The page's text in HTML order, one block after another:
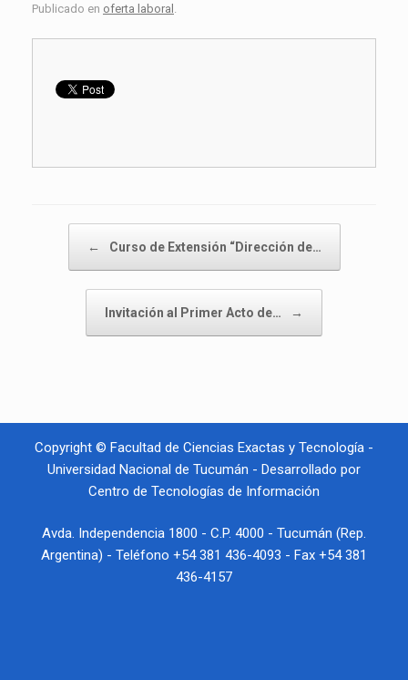
Publicado en oferta laboral
← Curso de Extensión “Dirección de…
Invitación al Primer Acto de… →
Copyright © Facultad de Ciencias Exactas y Tecnología -
Universidad Nacional de Tucumán - Desarrollado por
Centro de Tecnologías de Información
Avda. Independencia 1800 - C.P. 4000 - Tucumán (Rep.
Argentina) - Teléfono +54 381 436-4093 - Fax +54 381
436-4157